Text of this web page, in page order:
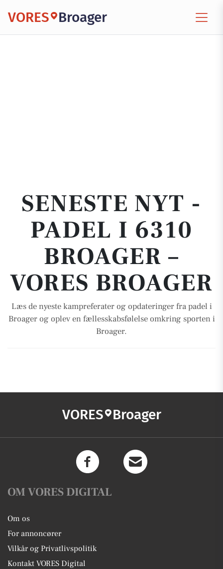
VORES Broager
SENESTE NYT -
PADEL I 6310
BROAGER –
VORES BROAGER
Læs de nyeste kampreferater og opdateringer fra padel i
Broager og oplev en fællesskabsfølelse omkring sporten i
Broager.
VORES Broager
OM VORES DIGITAL
Om os
For annoncører
Vilkår og Privatlivspolitik
Kontakt VORES Digital